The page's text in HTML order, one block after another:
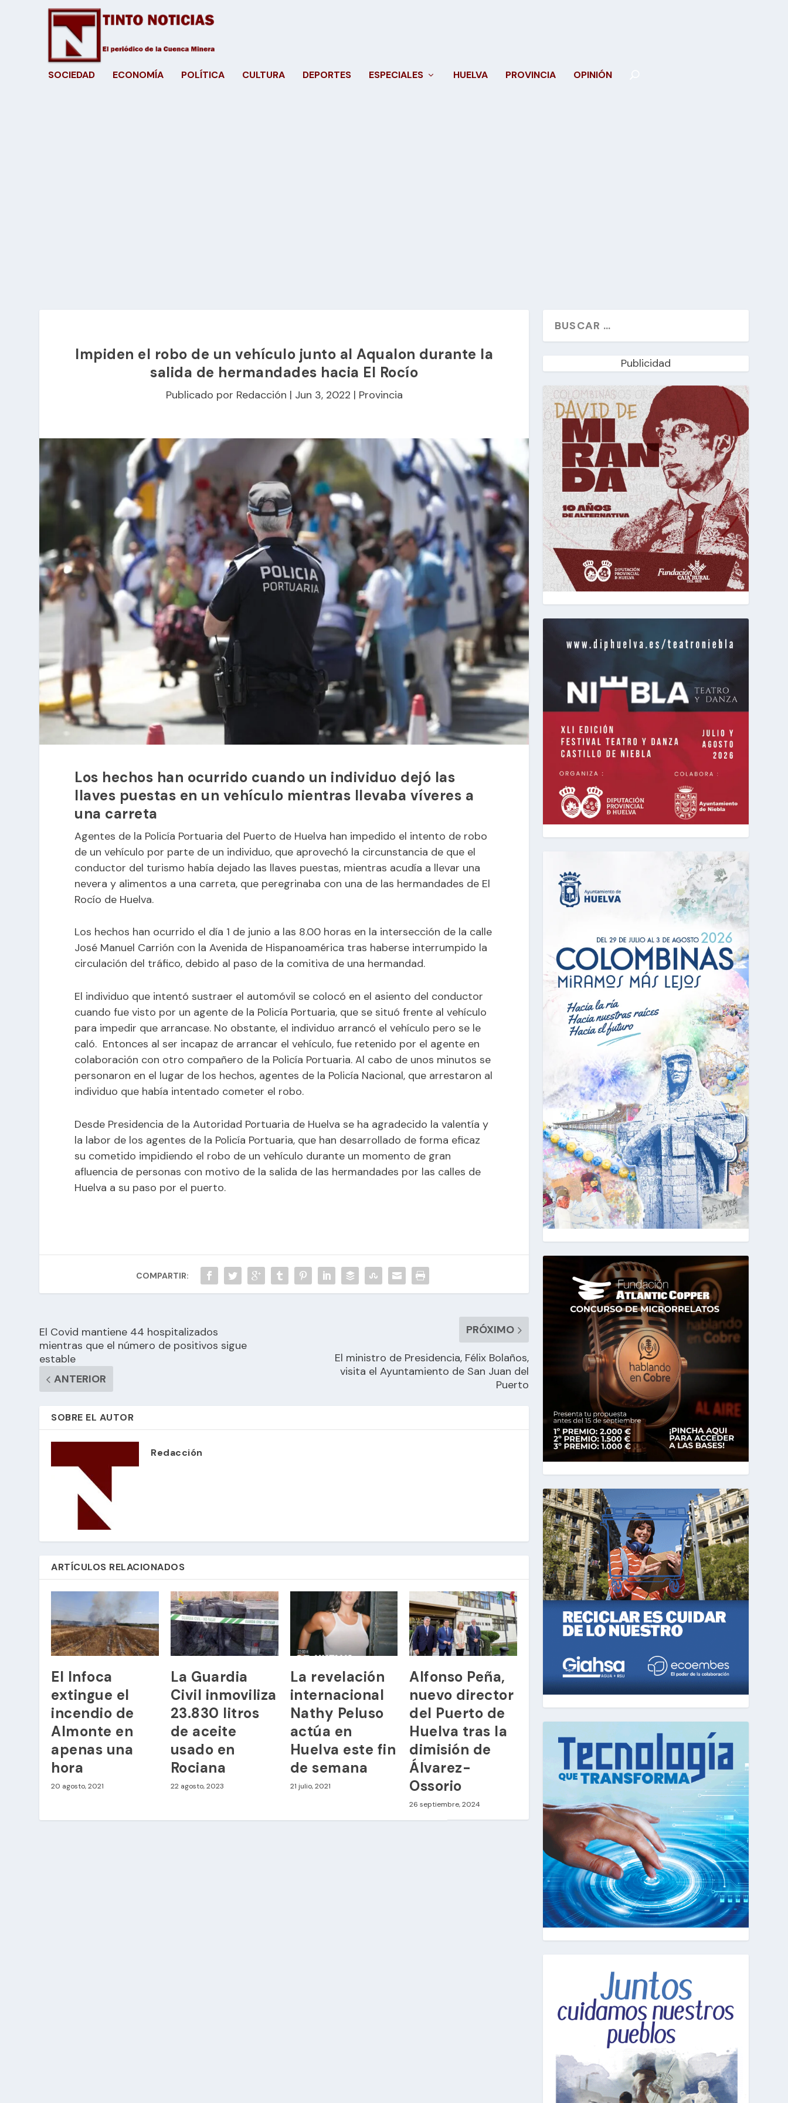
SOCIEDAD ECONOMÍA POLÍTICA CULTURA DEPORTES ESPECIALES HUELVA PROVINCIA OPINIÓN
Impiden el robo de un vehículo junto al Aqualon durante la
salida de hermandades hacia El Rocío
Publicado por Redacción | Jun 3, 2022 | Provincia
Los hechos han ocurrido cuando un individuo dejó las
llaves puestas en un vehículo mientras llevaba víveres a
una carreta
Agentes de la Policía Portuaria del Puerto de Huelva han impedido el intento de robo
de un vehículo por parte de un individuo, que aprovechó la circunstancia de que el
conductor del turismo había dejado las llaves puestas, mientras acudía a llevar una
nevera y alimentos a una carreta, que peregrinaba con una de las hermandades de El
Rocío de Huelva.
Los hechos han ocurrido el día 1 de junio a las 8.00 horas en la intersección de la calle
José Manuel Carrión con la Avenida de Hispanoamérica tras haberse interrumpido la
circulación del tráfico, debido al paso de la comitiva de una hermandad.
El individuo que intentó sustraer el automóvil se colocó en el asiento del conductor
cuando fue visto por un agente de la Policía Portuaria, que se situó frente al vehículo
para impedir que arrancase. No obstante, el individuo arrancó el vehículo pero se le
caló. Entonces al ser incapaz de arrancar el vehículo, fue retenido por el agente en
colaboración con otro compañero de la Policía Portuaria. Al cabo de unos minutos se
personaron en el lugar de los hechos, agentes de la Policía Nacional, que arrestaron al
individuo que había intentado cometer el robo.
Desde Presidencia de la Autoridad Portuaria de Huelva se ha agradecido la valentía y
la labor de los agentes de la Policía Portuaria, que han desarrollado de forma eficaz
su cometido impidiendo el robo de un vehículo durante un momento de gran
afluencia de personas con motivo de la salida de las hermandades por las calles de
Huelva a su paso por el puerto.
COMPARTIR:
El Covid mantiene 44 hospitalizados
mientras que el número de positivos sigue
estable
ANTERIOR
PRÓXIMO
El ministro de Presidencia, Félix Bolaños,
visita el Ayuntamiento de San Juan del
Puerto
SOBRE EL AUTOR
Redacción
ARTÍCULOS RELACIONADOS
El Infoca
extingue el
incendio de
Almonte en
apenas una
hora
20 agosto, 2021
La Guardia
Civil inmoviliza
23.830 litros
de aceite
usado en
Rociana
22 agosto, 2023
La revelación
internacional
Nathy Peluso
actúa en
Huelva este fin
de semana
21 julio, 2021
Alfonso Peña,
nuevo director
del Puerto de
Huelva tras la
dimisión de
Álvarez-
Ossorio
26 septiembre, 2024
Publicidad